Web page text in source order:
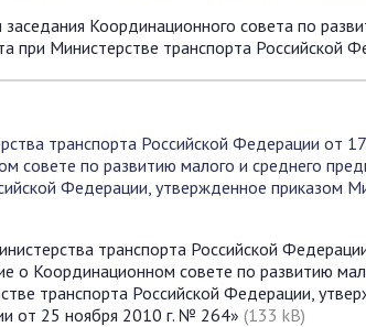
Координационного совета по
при Министерстве транспорта
транспорта Российской Федерации от
совете по развитию малого и среднего
Федерации, утвержденное приказом
транспорта Российской
о Координационном совете по развитию
транспорта Российской Федерации,
от 25 ноября 2010 г. № 264» (133 kB)